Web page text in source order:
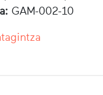
GAM-002-10